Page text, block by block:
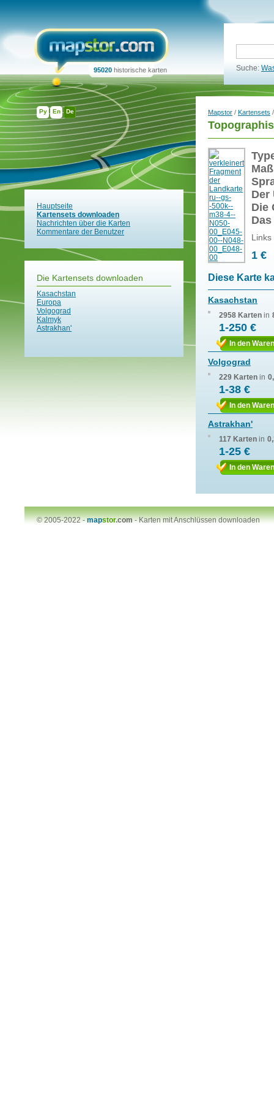
Ру En De
95020 historische karten Suche:
Hauptseite
Kartensets downloaden
Nachrichten über die Karten
Kommentare der Benutzer
Die Kartensets downloaden
Kasachstan
Europa
Volgograd
Kalmyk
Astrakhan'
Mapstor / Kartensets
Der
Die
1 €
Diese Karte
Kasachstan
2958 Karten in
1-250 €
In den
Volgograd
229 Karten in
1-38 €
In den
Astrakhan'
117 Karten in
1-25 €
In den
© 2005-2022 -mapstor.com-Karten mit Anschlüssen downloaden